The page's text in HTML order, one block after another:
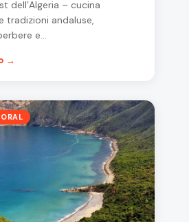
dell’Algeria – cucina
tradizioni andaluse,
e…
→